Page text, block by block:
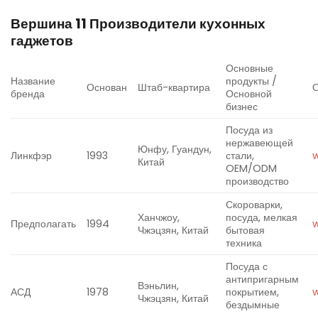
Вершина 11 Производители кухонных
гаджетов
Название
бренда
Основан Штаб-квартира
Основные
продукты /
Основной
бизнес
Линкфэр 1993
Юнфу, Гуандун,
Китай
Посуда из
нержавеющей
стали,
OEM/ODM
производство
Предполагать 1994
Ханчжоу,
Чжэцзян, Китай
Скороварки,
посуда, мелкая
бытовая
техника
АСД 1978
Вэньлин,
Чжэцзян, Китай
Посуда с
антипригарным
покрытием,
бездымные